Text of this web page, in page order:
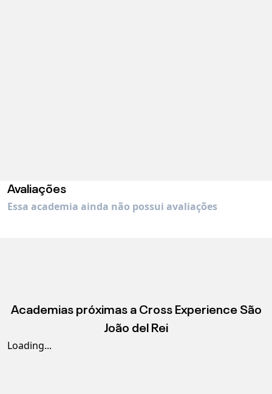
Avaliações
Essa academia ainda não possui avaliações
Academias próximas a Cross Experience São
João del Rei
Loading...